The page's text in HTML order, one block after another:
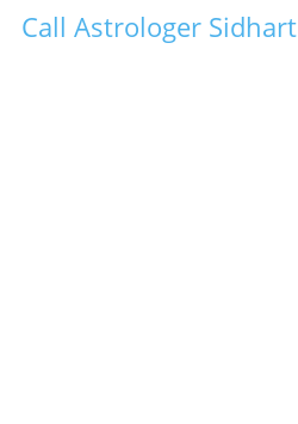
Call Astrologer